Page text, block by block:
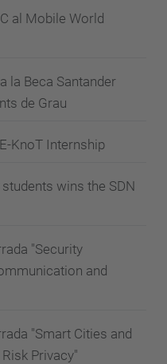
al Mobile World
la Beca Santander
de Grau
KnoT Internship
wins the SDN
"Security
and
"Smart Cities and
Privacy"